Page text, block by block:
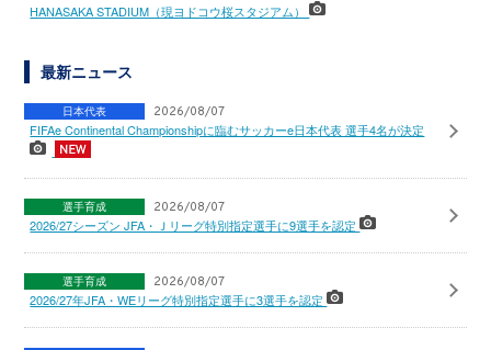
HANASAKA STADIUM（現ヨドコウ桜スタジアム）
最新ニュース
日本代表 2026/08/07
FIFAe Continental Championshipに臨むサッカーe日本代表 選手4名が決定
選手育成 2026/08/07
2026/27シーズン JFA・Ｊリーグ特別指定選手に9選手を認定
選手育成 2026/08/07
2026/27年JFA・WEリーグ特別指定選手に3選手を認定